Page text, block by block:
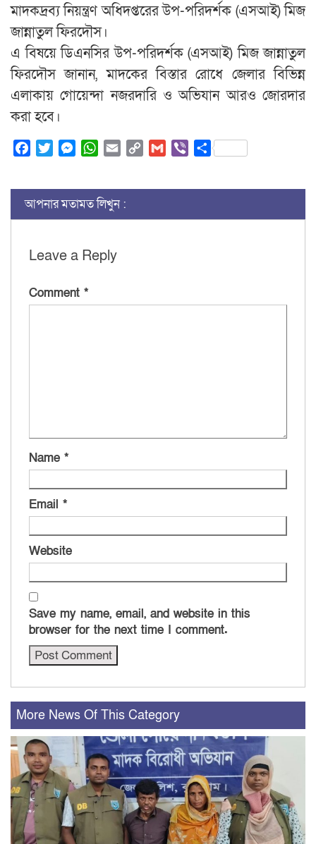
মাদকদ্রব্য নিয়ন্ত্রণ অধিদপ্তরের উপ-পরিদর্শক (এসআই) মিজ
জান্নাতুল ফিরদৌস।
এ বিষয়ে ডিএনসির উপ-পরিদর্শক (এসআই) মিজ জান্নাতুল
ফিরদৌস জানান, মাদকের বিস্তার রোধে জেলার বিভিন্ন
এলাকায় গোয়েন্দা নজরদারি ও অভিযান আরও জোরদার
করা হবে।
FacebookTwitterMessenger
WhatsApp
Email Copy
Gmail ViberShare
আপনার মতামত লিখুন :
Leave a Reply
Comment *
Name *
Email *
Website
Save my name, email, and website in this
browser for the next time I comment.
More News Of This Category